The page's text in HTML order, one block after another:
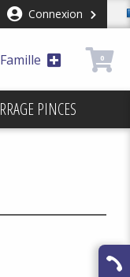
Connexion
0
PINCES